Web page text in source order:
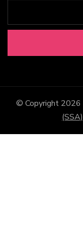
© Copyright 2026
(SSA)